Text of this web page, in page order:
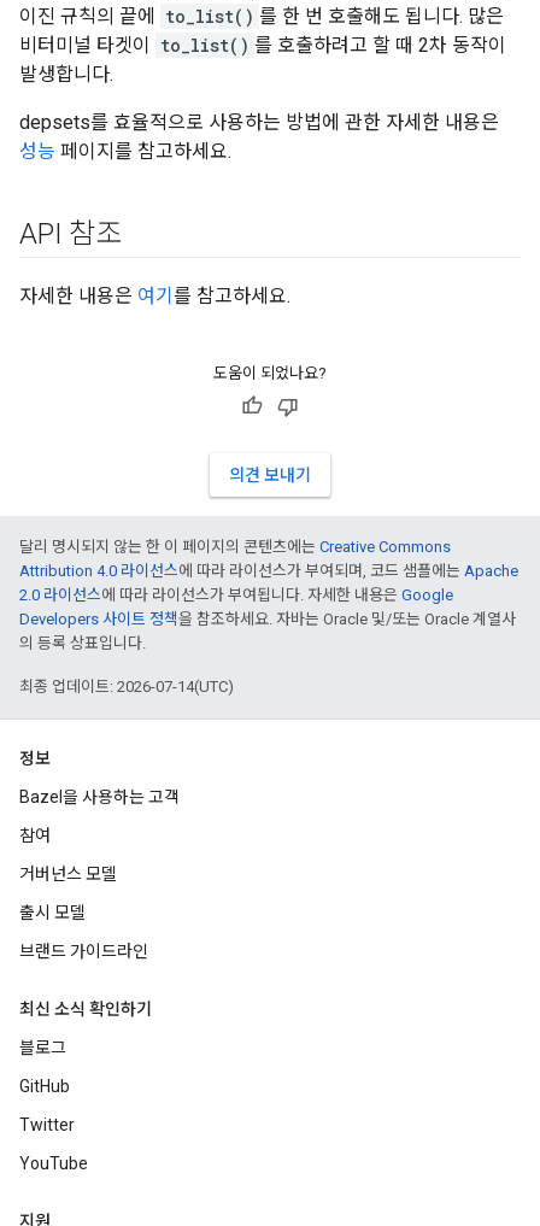
이진 규칙의 끝에
to_list() 를 한 번 호출해도 됩니다. 많은
비터미널 타겟이
to_list() 를 호출하려고 할 때 2차 동작이
발생합니다.
depsets를 효율적으로 사용하는 방법에 관한 자세한 내용은
성능 페이지를 참고하세요.
API 참조
자세한 내용은 여기 를 참고하세요.
도움이 되었나요?
의견 보내기
달리 명시되지 않는 한 이 페이지의 콘텐츠에는 Creative Commons
Attribution 4.0 라이선스에 따라 라이선스가 부여되며, 코드 샘플에는 Apache
2.0 라이선스에 따라 라이선스가 부여됩니다. 자세한 내용은 Google
Developers 사이트 정책을 참조하세요. 자바는 Oracle 및/또는 Oracle 계열사
의 등록 상표입니다.
최종 업데이트: 2026-07-14(UTC)
정보
Bazel을 사용하는 고객
참여
거버넌스 모델
출시 모델
브랜드 가이드라인
최신 소식 확인하기
블로그
GitHub
Twitter
YouTube
지원